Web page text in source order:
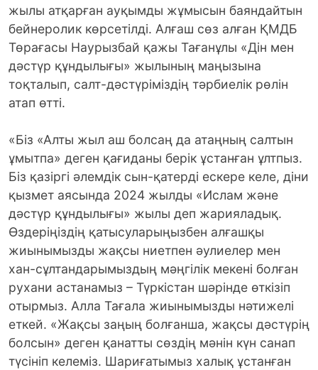
жылы атқарған ауқымды жұмысын баяндайтын
бейнеролик көрсетілді. Алғаш сөз алған ҚМДБ
Төрағасы Наурызбай қажы Тағанұлы «Дін мен
дәстүр құндылығы» жылының маңызына
тоқталып, салт-дәстүріміздің тәрбиелік рөлін
атап өтті.
«Біз «Алты жыл аш болсаң да атаңның салтын
ұмытпа» деген қағиданы берік ұстанған ұлтпыз.
Біз қазіргі әлемдік сын-қатерді ескере келе, діни
қызмет аясында 2024 жылды «Ислам және
дәстүр құндылығы» жылы деп жарияладық.
Өздеріңіздің қатысуларыңызбен алғашқы
жиынымызды жақсы ниетпен әулиелер мен
хан-сұлтандарымыздың мәңгілік мекені болған
рухани астанамыз – Түркістан шәрінде өткізіп
отырмыз. Алла Тағала жиынымызды нәтижелі
еткей. «Жақсы заңың болғанша, жақсы дәстүрің
болсын» деген қанатты сөздің мәнін күн санап
түсініп келеміз. Шариғатымыз халық ұстанған